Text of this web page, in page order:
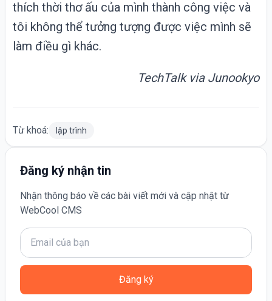
thích thời thơ ấu của mình thành công việc và
tôi không thể tưởng tượng được việc mình sẽ
làm điều gì khác.
TechTalk via Junookyo
Từ khoá: lập trình
Đăng ký nhận tin
Nhận thông báo về các bài viết mới và cập nhật từ
WebCool CMS
Đăng ký